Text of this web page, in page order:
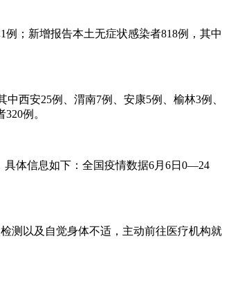
例；新增报告本土无症状感染者818例，其中
西安25例、渭南7例、安康5例、榆林3例、
例。
具体信息如下：全国疫情数据6月6日0—24
测以及自觉身体不适，主动前往医疗机构就